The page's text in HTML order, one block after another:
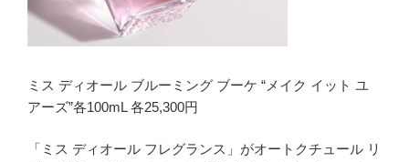
ミス ディオール ブルーミング ブーケ “メイク イット ユ
アーズ”各100mL 各25,300円
「ミス ディオール フレグランス」がオートクチュール リ